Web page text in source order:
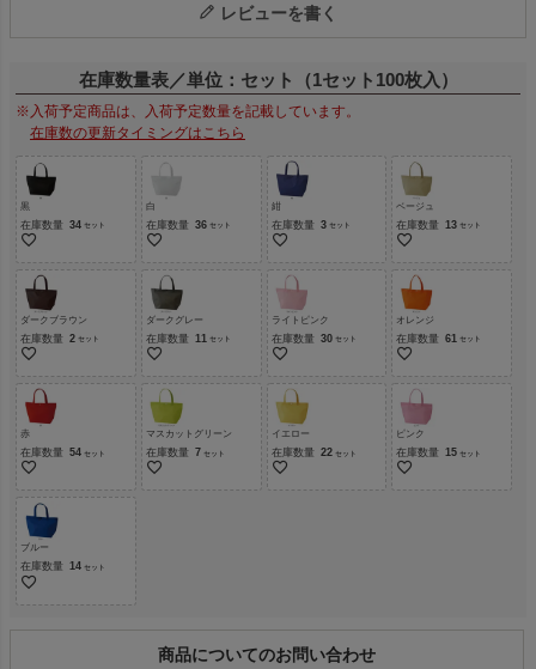
レビューを書く
在庫数量表／単位：セット（1セット100枚入）
※入荷予定商品は、入荷予定数量を記載しています。
在庫数の更新タイミングはこちら
黒
在庫数量 34
白
在庫数量 36
紺
在庫数量 3
ベージュ
在庫数量 13
ダークブラウン
在庫数量 2
ダークグレー
在庫数量 11
ライトピンク
在庫数量 30
オレンジ
在庫数量 61
赤
在庫数量 54
マスカットグリーン
在庫数量 7
イエロー
在庫数量 22
ピンク
在庫数量 15
ブルー
在庫数量 14
商品についてのお問い合わせ